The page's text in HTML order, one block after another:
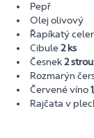
Pepř
Olej olivový
Řapíkatý celer
Cibule2 ks
Česnek2
Rozmarýn
Červené víno
Rajčata v